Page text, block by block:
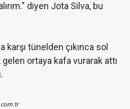
diyen Jota Silva, bu
tünelden çıkınca sol
ortaya kafa vurarak attı